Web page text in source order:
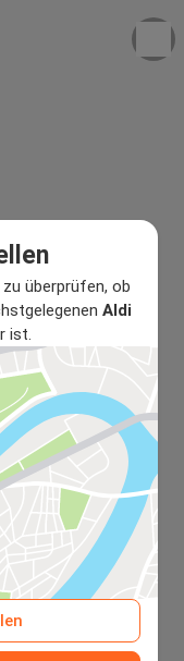
überprüfen, ob
Aldi
ist.